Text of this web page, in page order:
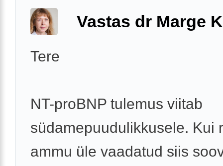
Vastas dr Marge
Tere
NT-proBNP tulemus viitab
südamepuudulikkusele. Kui
ammu üle vaadatud siis